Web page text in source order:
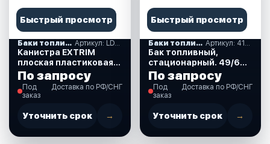
Быстрый просмотр
Баки топливные Артикул: LD-YG-J10
Канистра EXTRIM
плоская пластиковая
10 литров (LD-YG-J10)
По запросу
Под
заказ
Доставка по РФ/СНГ
Уточнить срок →
Быстрый просмотр
Баки топливные Артикул: 410009
Бак топливный,
стационарный. 49/60
л. (410009)
По запросу
Под
заказ
Доставка по РФ/СНГ
Уточнить срок →